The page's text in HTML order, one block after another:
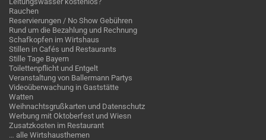
Rauchen
Reservierungen / No Show Gebühren
Rund um die Bezahlung und Rechnung
Schafkopfen im Wirtshaus
Stillen in Cafés und Restaurants
Stille Tage Bayern
Toilettenpflicht und Entgelt
Veranstaltung von Ballermann Partys
Videoüberwachung in Gaststätte
Watten
Weihnachtsgrußkarten und Datenschutz
Werbung mit Oktoberfest und Wiesn
Zusatzkosten im Restaurant
… alle Wirtshausthemen